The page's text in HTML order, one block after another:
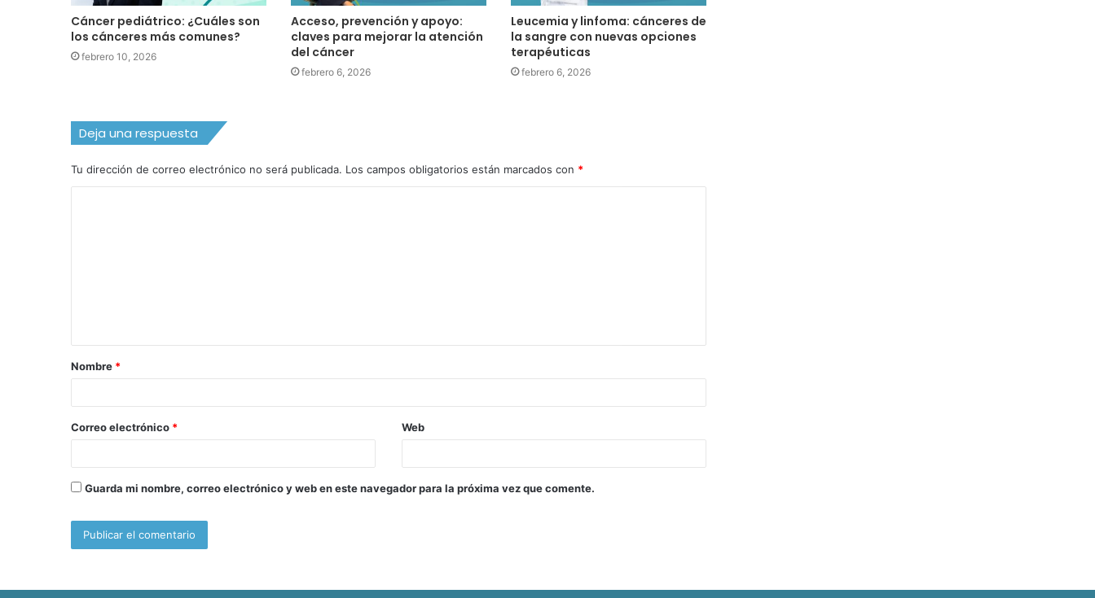
Cáncer pediátrico: ¿Cuáles son
los cánceres más comunes?
febrero 10, 2026
Acceso, prevención y apoyo:
claves para mejorar la atención
del cáncer
febrero 6, 2026
Leucemia y linfoma: cánceres de
la sangre con nuevas opciones
terapéuticas
febrero 6, 2026
Deja una respuesta
Tu dirección de correo electrónico no será publicada. Los campos obligatorios están marcados con *
a
r
*
Nombre *
Correo electrónico * Web
Guarda mi nombre, correo electrónico y web en este navegador para la próxima vez que comente.